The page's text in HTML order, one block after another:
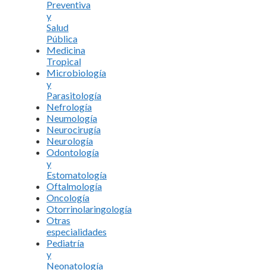
Preventiva
y
Salud
Pública
Medicina
Tropical
Microbiología
y
Parasitología
Nefrología
Neumología
Neurocirugía
Neurología
Odontología
y
Estomatología
Oftalmología
Oncología
Otorrinolaringología
Otras
especialidades
Pediatría
y
Neonatología